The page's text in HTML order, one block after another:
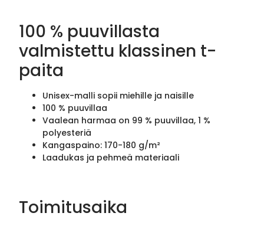
100 % puuvillasta
valmistettu klassinen t-
paita
Unisex-malli sopii miehille ja naisille
100 % puuvillaa
Vaalean harmaa on 99 % puuvillaa, 1 %
polyesteriä
Kangaspaino: 170-180 g/m²
Laadukas ja pehmeä materiaali
Toimitusaika